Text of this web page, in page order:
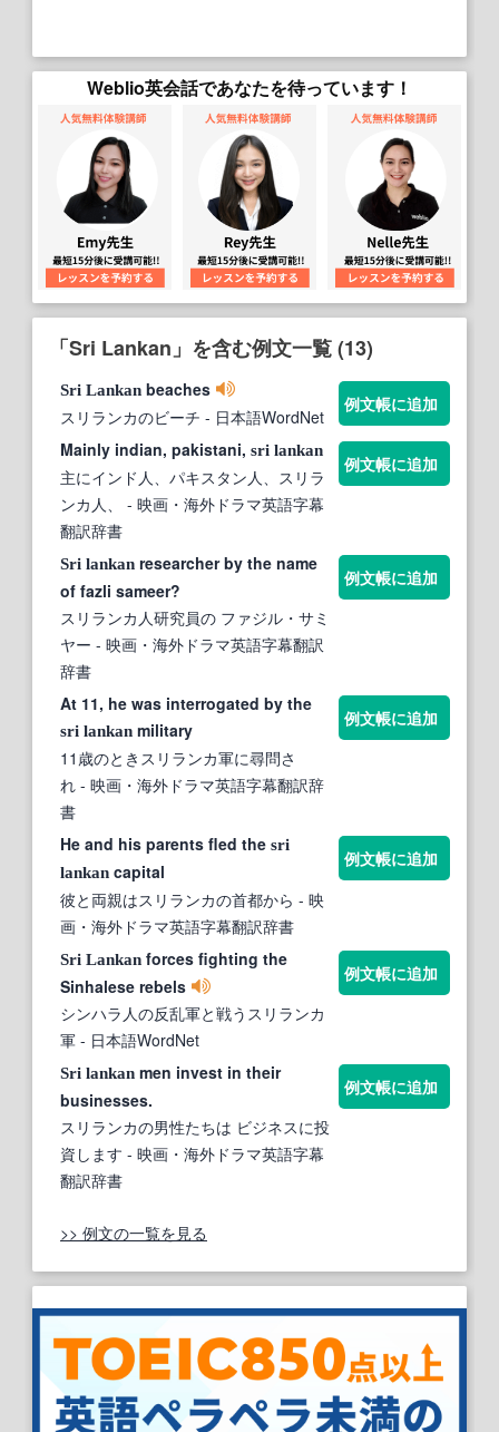
Weblio英会話であなたを待っています！
「Sri Lankan」を含む例文一覧 (13)
Sri Lankan beaches
スリランカのビーチ - 日本語WordNet
例文帳に追加
Mainly indian, pakistani, sri lankan
主にインド人、パキスタン人、スリラ
ンカ人、
- 映画・海外ドラマ英語字幕
翻訳辞書
例文帳に追加
Sri lankan researcher by the name
of fazli sameer?
スリランカ人研究員の ファジル・サミ
ヤー - 映画・海外ドラマ英語字幕翻訳
辞書
例文帳に追加
At 11, he was interrogated by the
sri lankan military
11歳のときスリランカ軍に尋問さ
れ - 映画・海外ドラマ英語字幕翻訳辞
書
例文帳に追加
He and his parents fled the sri
lankan capital
彼と両親はスリランカの首都から - 映
画・海外ドラマ英語字幕翻訳辞書
例文帳に追加
Sri Lankan forces fighting the
Sinhalese rebels
シンハラ人の反乱軍と戦うスリランカ
軍 - 日本語WordNet
例文帳に追加
Sri lankan men invest in their
businesses.
スリランカの男性たちは ビジネスに投
資します - 映画・海外ドラマ英語字幕
翻訳辞書
例文帳に追加
>> 例文の一覧を見る